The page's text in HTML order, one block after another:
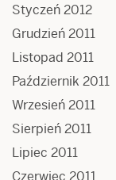
Styczeń 2012
Grudzień 2011
Listopad 2011
Październik 2011
Wrzesień 2011
Sierpień 2011
Lipiec 2011
Czerwiec 2011